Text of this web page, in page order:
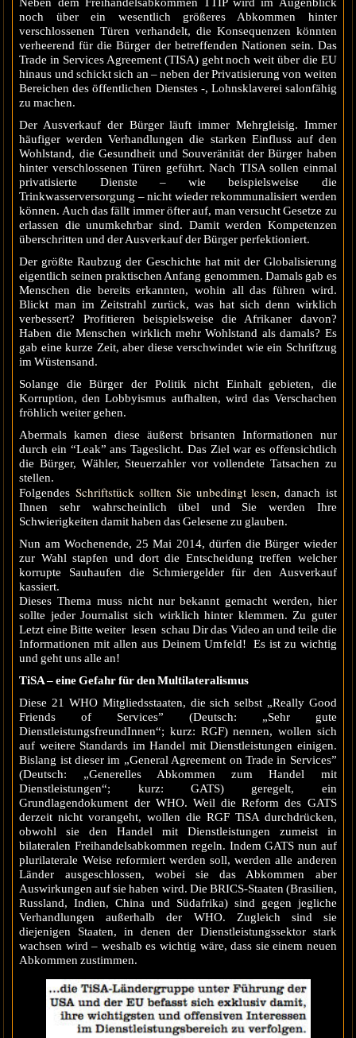
noch über ein wesentlich größeres Abkommen hinter
verschlossenen Türen verhandelt, die Konsequenzen könnten
verheerend für die Bürger der betreffenden Nationen sein. Das
Trade in Services Agreement (TISA) geht noch weit über die EU
hinaus und schickt sich an – neben der Privatisierung von weiten
Bereichen des öffentlichen Dienstes -, Lohnsklaverei salonfähig
zu machen.
Der Ausverkauf der Bürger läuft immer Mehrgleisig. Immer
häufiger werden Verhandlungen die starken Einfluss auf den
Wohlstand, die Gesundheit und Souveränität der Bürger haben
hinter verschlossenen Türen geführt. Nach TISA sollen einmal
privatisierte Dienste – wie beispielsweise die
Trinkwasserversorgung – nicht wieder rekommunalisiert werden
können. Auch das fällt immer öfter auf, man versucht Gesetze zu
erlassen die unumkehrbar sind. Damit werden Kompetenzen
überschritten und der Ausverkauf der Bürger perfektioniert.
Der größte Raubzug der Geschichte hat mit der Globalisierung
eigentlich seinen praktischen Anfang genommen. Damals gab es
Menschen die bereits erkannten, wohin all das führen wird.
Blickt man im Zeitstrahl zurück, was hat sich denn wirklich
verbessert? Profitieren beispielsweise die Afrikaner davon?
Haben die Menschen wirklich mehr Wohlstand als damals? Es
gab eine kurze Zeit, aber diese verschwindet wie ein Schriftzug
im Wüstensand.
Solange die Bürger der Politik nicht Einhalt gebieten, die
Korruption, den Lobbyismus aufhalten, wird das Verschachen
fröhlich weiter gehen.
Abermals kamen diese äußerst brisanten Informationen nur
durch ein “Leak” ans Tageslicht. Das Ziel war es offensichtlich
die Bürger, Wähler, Steuerzahler vor vollendete Tatsachen zu
stellen.
Folgendes Schriftstück sollten Sie unbedingt lesen, danach ist
Ihnen sehr wahrscheinlich übel und Sie werden Ihre
Schwierigkeiten damit haben das Gelesene zu glauben.
Nun am Wochenende, 25 Mai 2014, dürfen die Bürger wieder
zur Wahl stapfen und dort die Entscheidung treffen welcher
korrupte Sauhaufen die Schmiergelder für den Ausverkauf
kassiert.
Dieses Thema muss nicht nur bekannt gemacht werden, hier
sollte jeder Journalist sich wirklich hinter klemmen. Zu guter
Letzt eine Bitte weiter lesen schau Dir das Video an und teile die
Informationen mit allen aus Deinem Umfeld! Es ist zu wichtig
und geht uns alle an!
TiSA – eine Gefahr für den Multilateralismus
Diese 21 WHO Mitgliedsstaaten, die sich selbst „Really Good
Friends of Services” (Deutsch: „Sehr gute
DienstleistungsfreundInnen“; kurz: RGF) nennen, wollen sich
auf weitere Standards im Handel mit Dienstleistungen einigen.
Bislang ist dieser im „General Agreement on Trade in Services”
(Deutsch: „Generelles Abkommen zum Handel mit
Dienstleistungen“; kurz: GATS) geregelt, ein
Grundlagendokument der WHO. Weil die Reform des GATS
derzeit nicht vorangeht, wollen die RGF TiSA durchdrücken,
obwohl sie den Handel mit Dienstleistungen zumeist in
bilateralen Freihandelsabkommen regeln. Indem GATS nun auf
plurilaterale Weise reformiert werden soll, werden alle anderen
Länder ausgeschlossen, wobei sie das Abkommen aber
Auswirkungen auf sie haben wird. Die BRICS-Staaten (Brasilien,
Russland, Indien, China und Südafrika) sind gegen jegliche
Verhandlungen außerhalb der WHO. Zugleich sind sie
diejenigen Staaten, in denen der Dienstleistungssektor stark
wachsen wird – weshalb es wichtig wäre, dass sie einem neuen
Abkommen zustimmen.